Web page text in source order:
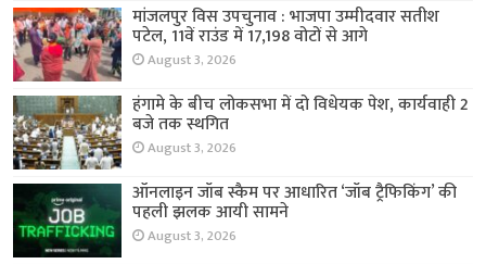
मांजलपुर विस उपचुनाव : भाजपा उम्मीदवार सतीश
पटेल, 11वें राउंड में 17,198 वोटों से आगे
August 3, 2026
हंगामे के बीच लोकसभा में दो विधेयक पेश, कार्यवाही 2
बजे तक स्थगित
August 3, 2026
ऑनलाइन जॉब स्कैम पर आधारित ‘जॉब ट्रैफिकिंग’ की
पहली झलक आयी सामने
August 3, 2026